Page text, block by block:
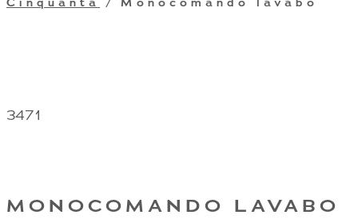
Cinquanta / Monocomando lavabo
3471
MONOCOMANDO LAVABO